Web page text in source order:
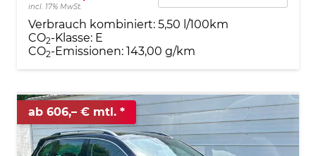
incl. 17% MwSt.
Verbrauch kombiniert: 5,50 l/100km
CO2-Klasse: E
CO2-Emissionen: 143,00 g/km
ab 606,– € mtl.